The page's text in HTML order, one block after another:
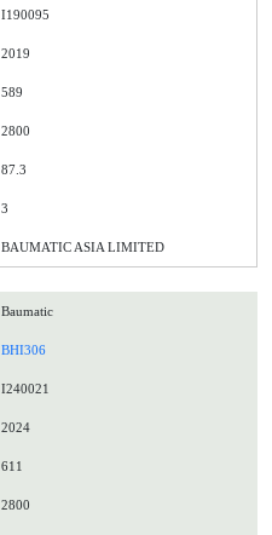
I190095
2019
589
2800
87.3
3
BAUMATIC ASIA LIMITED
Baumatic
BHI306
I240021
2024
611
2800